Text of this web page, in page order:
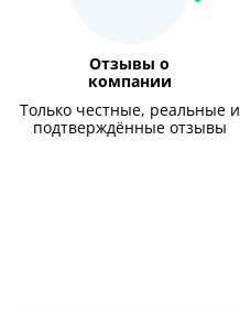
Отзывы о
компании
Только честные, реальные и
подтверждённые отзывы